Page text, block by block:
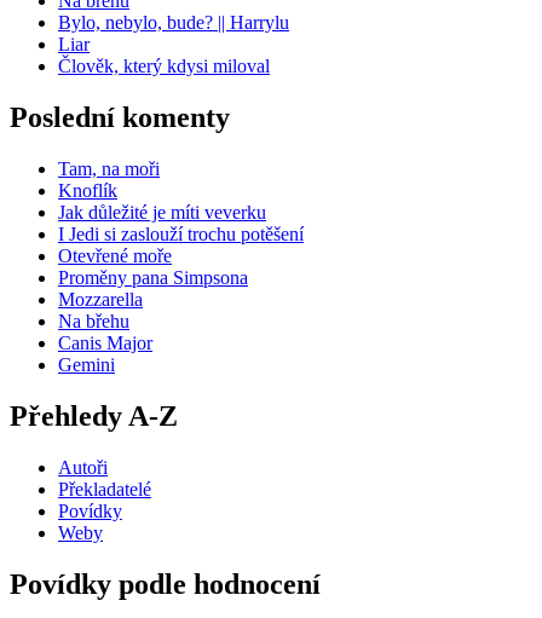
Bylo, nebylo, bude? || Harrylu
Liar
Člověk, který kdysi miloval
Poslední komenty
Tam, na moři
Knoflík
Jak důležité je míti veverku
I Jedi si zaslouží trochu potěšení
Otevřené moře
Proměny pana Simpsona
Mozzarella
Na břehu
Canis Major
Gemini
Přehledy A-Z
Autoři
Překladatelé
Povídky
Weby
Povídky podle hodnocení